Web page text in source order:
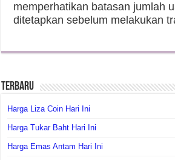
memperhatikan batasan jumlah
ditetapkan sebelum melakukan
Terbaru
Harga Liza Coin Hari Ini
Harga Tukar Baht Hari Ini
Harga Emas Antam Hari Ini